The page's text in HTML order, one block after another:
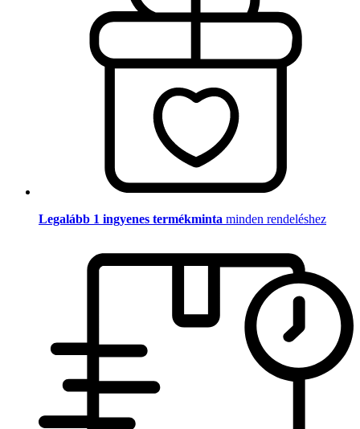
Legalább 1 ingyenes termékminta minden rendeléshez